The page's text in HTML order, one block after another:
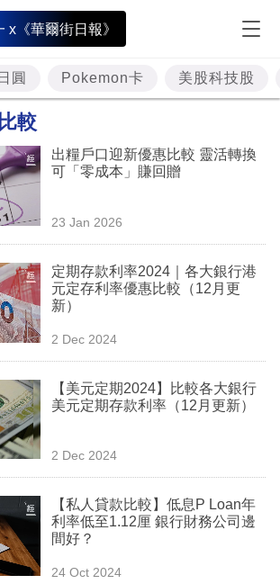
x《華爾街日報》
日圓 Pokemon卡 美股科技股
比較
出糧戶口迎新優惠比較 靈活轉換
可「零成本」賺回贈
23 Jan 2026
定期存款利率2024｜各大銀行港
元定存利率優惠比較（12月更
新）
2 Dec 2024
【美元定期2024】比較各大銀行
美元定期存款利率（12月更新）
2 Dec 2024
【私人貸款比較】低息P Loan年
利率低至1.12厘 銀行財務公司邊
間好？
24 Oct 2024